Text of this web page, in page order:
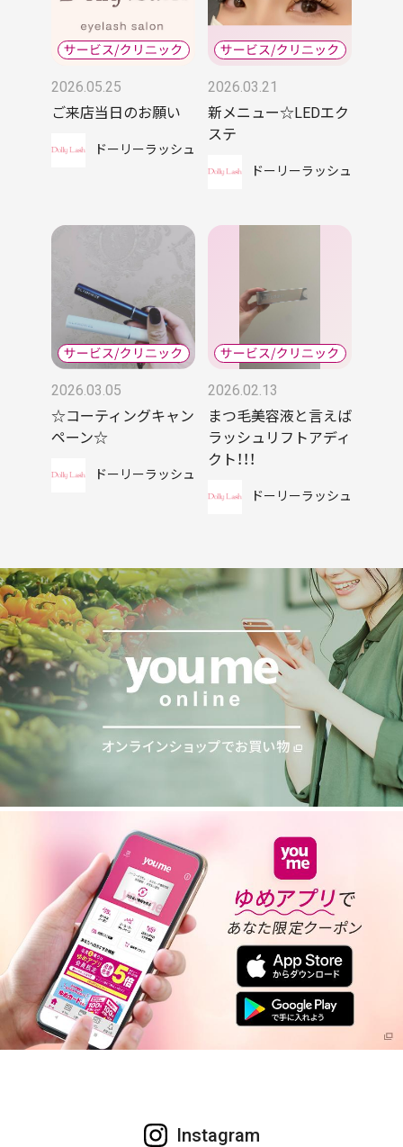
2026.05.25
ご来店当日のお願い
ドーリーラッシュ
2026.03.21
新メニュー☆LEDエク
ステ
ドーリーラッシュ
2026.03.05
☆コーティングキャン
ペーン☆
ドーリーラッシュ
2026.02.13
まつ毛美容液と言えば
ラッシュリフトアディ
クト！！！
ドーリーラッシュ
Instagram